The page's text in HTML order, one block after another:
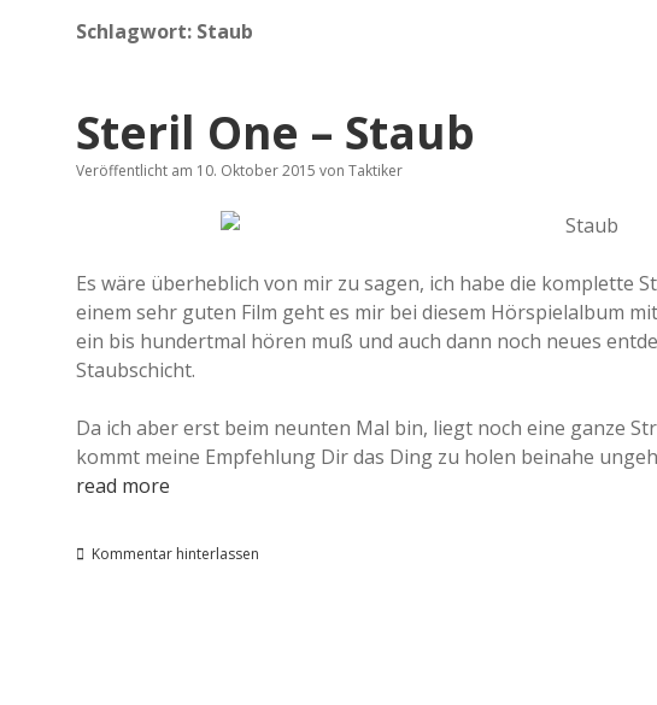
Schlagwort: Staub
Steril One – Staub
Veröffentlicht am 10. Oktober 2015 von Taktiker
Es wäre überheblich von mir zu sagen, ich habe die komplette
einem sehr guten Film geht es mir bei diesem Hörspielalbum
ein bis hundertmal hören muß und auch dann noch neues
Staubschicht.
Da ich aber erst beim neunten Mal bin, liegt noch eine ganze
kommt meine Empfehlung Dir das Ding zu holen beinahe
read more
Kommentar hinterlassen